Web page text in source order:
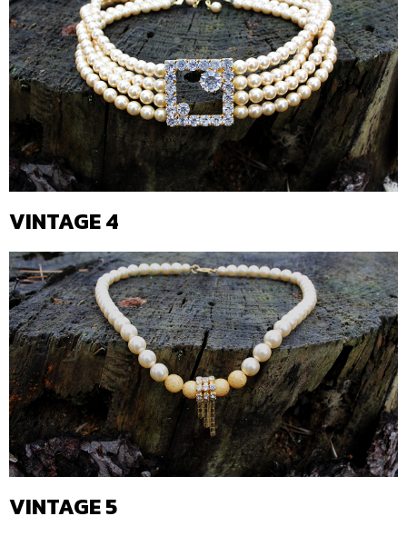
VINTAGE 4
VINTAGE 5